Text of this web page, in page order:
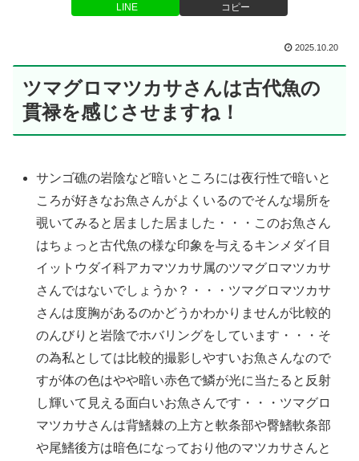
LINE コピー
2025.10.20
ツマグロマツカサさんは古代魚の
貫禄を感じさせますね！
サンゴ礁の岩陰など暗いところには夜行性で暗いと
ころが好きなお魚さんがよくいるのでそんな場所を
覗いてみると居ました居ました・・・このお魚さん
はちょっと古代魚の様な印象を与えるキンメダイ目
イットウダイ科アカマツカサ属のツマグロマツカサ
さんではないでしょうか？・・・ツマグロマツカサ
さんは度胸があるのかどうかわかりませんが比較的
のんびりと岩陰でホバリングをしています・・・そ
の為私としては比較的撮影しやすいお魚さんなので
すが体の色はやや暗い赤色で鱗が光に当たると反射
し輝いて見える面白いお魚さんです・・・ツマグロ
マツカサさんは背鰭棘の上方と軟条部や臀鰭軟条部
や尾鰭後方は暗色になっており他のマツカサさんと